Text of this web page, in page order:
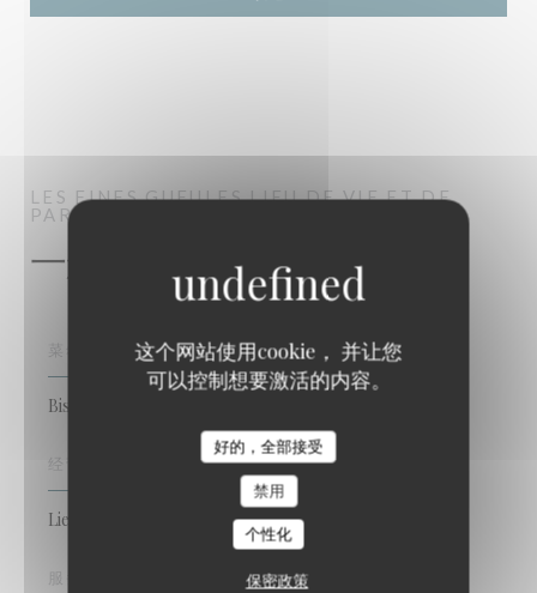
这个网站使用cookie， 并让您
可以控制想要激活的内容。
好的，全部接受
禁用
个性化
保密政策
LES FINES GUEULESLIEU DE VIE ET DE
PARTAGE
一般信息
菜肴
Bistronomique, 自制, 法国传统重温
经营类型
Lieu de vie et de partage, 西班牙小吃餐厅, Bistronomy
服务